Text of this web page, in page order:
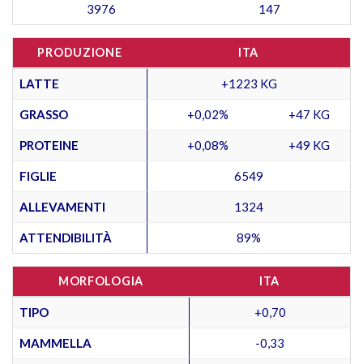
3976 147
PRODUZIONE ITA
LATTE +1223 KG
GRASSO +0,02% +47 KG
PROTEINE +0,08% +49 KG
FIGLIE 6549
ALLEVAMENTI 1324
ATTENDIBILITÀ 89%
MORFOLOGIA ITA
TIPO +0,70
MAMMELLA -0,33